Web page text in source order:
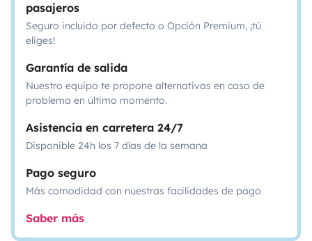
pasajeros
Seguro incluido por defecto o Opción Premium, ¡tú
eliges!
Garantía de salida
Nuestro equipo te propone alternativas en caso de
problema en último momento.
Asistencia en carretera 24/7
Disponible 24h los 7 días de la semana
Pago seguro
Más comodidad con nuestras facilidades de pago
Saber más